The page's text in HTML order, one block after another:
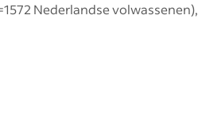
Nederlandse volwassenen),